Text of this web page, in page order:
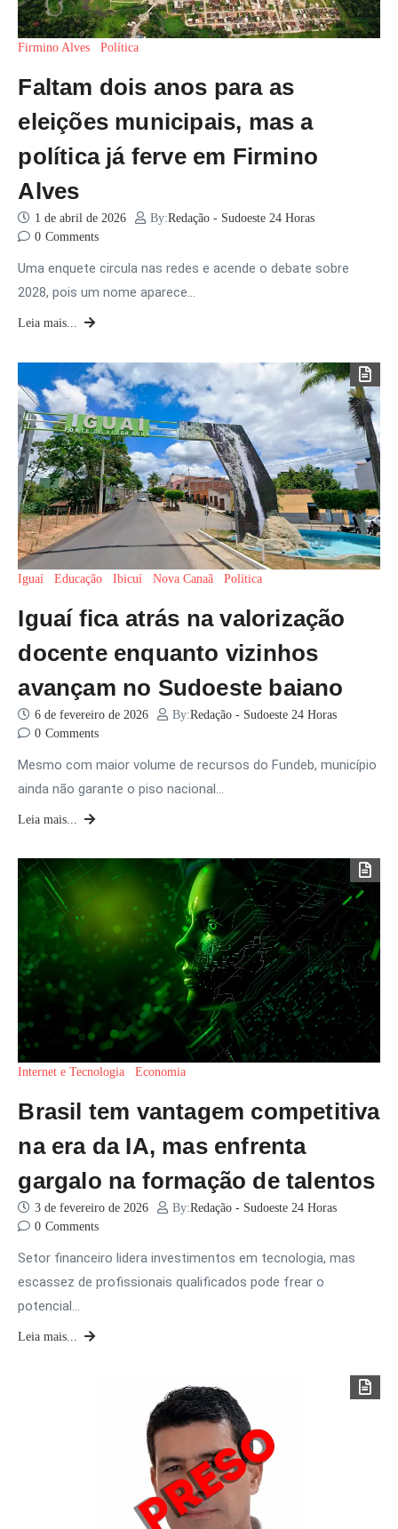
Firmino Alves Política
Faltam dois anos para as
eleições municipais, mas a
política já ferve em Firmino
Alves
1 de abril de 2026 By:Redação - Sudoeste 24 Horas
0 Comments
Uma enquete circula nas redes e acende o debate sobre
2028, pois um nome aparece…
Leia mais...
Iguaí Educação Ibicuí Nova Canaã Política
Iguaí fica atrás na valorização
docente enquanto vizinhos
avançam no Sudoeste baiano
6 de fevereiro de 2026 By:Redação - Sudoeste 24 Horas
0 Comments
Mesmo com maior volume de recursos do Fundeb, município
ainda não garante o piso nacional…
Leia mais...
Internet e Tecnologia Economia
Brasil tem vantagem competitiva
na era da IA, mas enfrenta
gargalo na formação de talentos
3 de fevereiro de 2026 By:Redação - Sudoeste 24 Horas
0 Comments
Setor financeiro lidera investimentos em tecnologia, mas
escassez de profissionais qualificados pode frear o
potencial…
Leia mais...